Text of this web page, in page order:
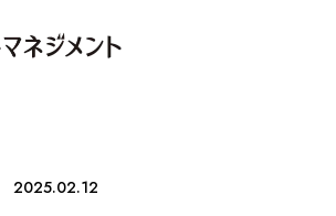
なかの日本成長ファンド
なかの世界成長ファンド
会社情報
よくあるご質問
2025.02.12